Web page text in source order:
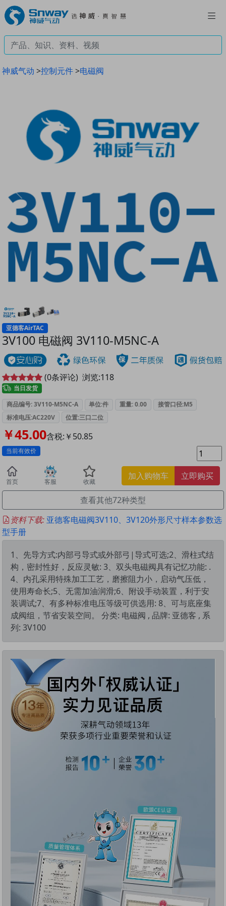
神威气动 >控制元件>电磁阀
Previous
亚德客AirTAC
3V100 电磁阀 3V110-M5NC-A
(0条评论) 浏览:118
当日发货
商品编号: 3V110-M5NC-A
单位:件 重量: 0.00
接管口径:M5
标准电压:AC220V
位置:三口二位
￥45.00含税:￥50.85
当前有效价
首页 客服 收藏
加入购物车 立即购买
查看其他72种类型
资料下载: 亚德客电磁阀3V110、3V120外形尺寸样本参数选
型手册
1、先导方式:内部弓导式或外部弓|导式可选;2、滑柱式结
构，密封性好，反应灵敏: 3、双头电磁阀具有记忆功能: .
4、内孔采用特殊加工工艺，磨擦阻力小，启动气压低，
使用寿命长;5、无需加油润滑;6、附设手动装置，利于安
装调试;7、有多种标准电压等级可供选用: 8、可与底座集
成阀组，节省安装空间。 分类: 电磁阀 , 品牌: 亚德客 , 系
列: 3V100